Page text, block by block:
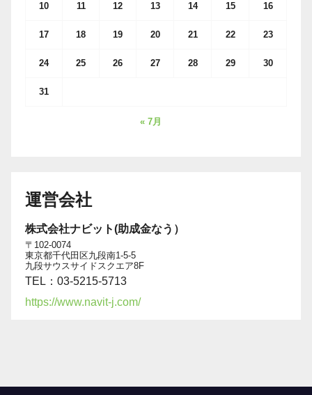
10 11 12 13 14 15 16
17 18 19 20 21 22 23
24 25 26 27 28 29 30
31
« 7月
運営会社
株式会社ナビット(助成金なう）
〒102-0074
東京都千代田区九段南1-5-5
九段サウスサイドスクエア8F
TEL：03-5215-5713
https://www.navit-j.com/